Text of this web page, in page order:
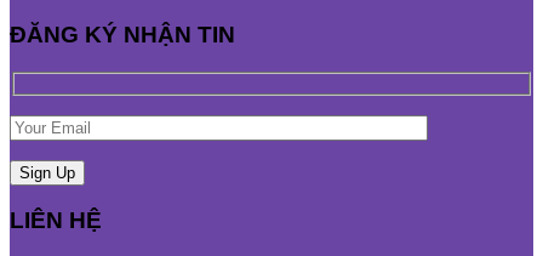
ĐĂNG KÝ NHẬN TIN
LIÊN HỆ